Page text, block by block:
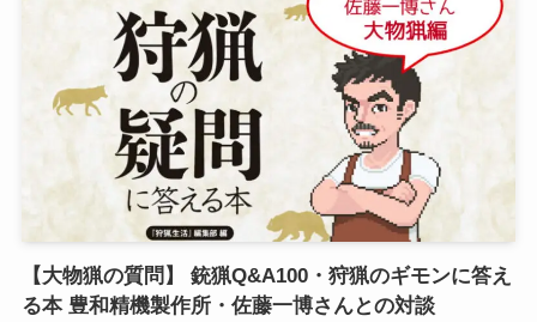
【大物猟の質問】 銃猟Q&A100・狩猟のギモンに答え
る本 豊和精機製作所・佐藤一博さんとの対談